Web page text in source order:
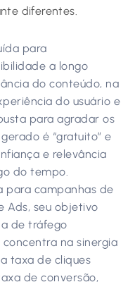
diferentes.
para
a longo
do conteúdo, na
do usuário e
para agradar os
é “gratuito” e
e relevância
do tempo.
para campanhas de
Ads, seu objetivo
de tráfego
na sinergia
taxa de cliques
de conversão,